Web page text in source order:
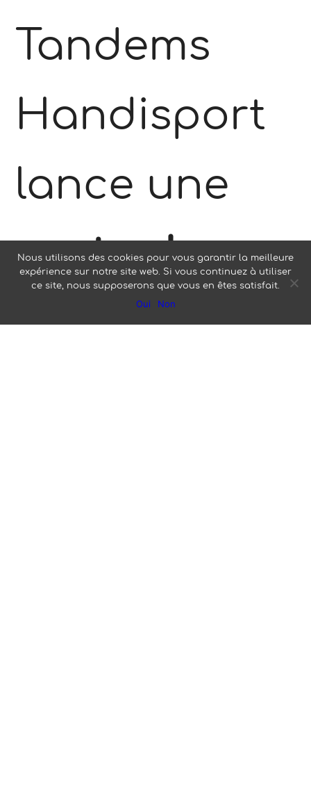
Tandems
Handisport
lance une
vente de
kilomètres
Nous utilisons des cookies pour vous garantir la meilleure
expérience sur notre site web. Si vous continuez à utiliser
ce site, nous supposerons que vous en êtes satisfait.
Oui Non